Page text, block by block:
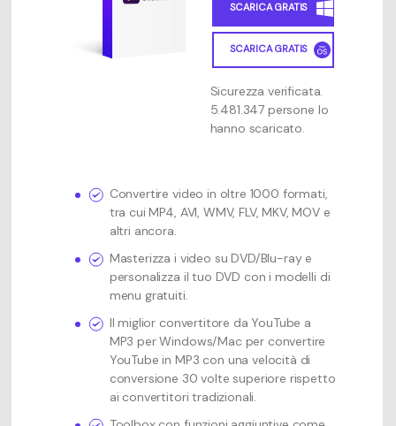
SCARICA GRATIS
SCARICA GRATIS
Sicurezza verificata.
5.481.347 persone lo
hanno scaricato.
Convertire video in oltre 1000 formati,
tra cui MP4, AVI, WMV, FLV, MKV, MOV e
altri ancora.
Masterizza i video su DVD/Blu-ray e
personalizza il tuo DVD con i modelli di
menu gratuiti.
Il miglior convertitore da YouTube a
MP3 per Windows/Mac per convertire
YouTube in MP3 con una velocità di
conversione 30 volte superiore rispetto
ai convertitori tradizionali.